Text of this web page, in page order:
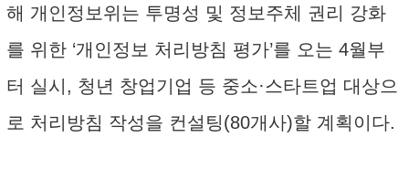
해 개인정보위는 투명성 및 정보주체 권리 강화
를 위한 ‘개인정보 처리방침 평가’를 오는 4월부
터 실시, 청년 창업기업 등 중소·스타트업 대상으
로 처리방침 작성을 컨설팅(80개사)할 계획이다.